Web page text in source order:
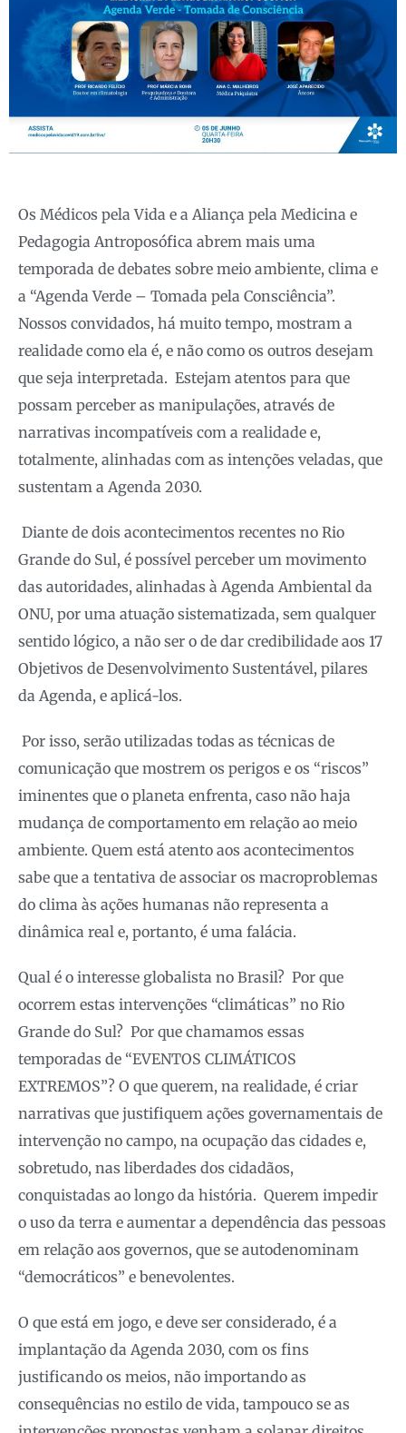
Os Médicos pela Vida e a Aliança pela Medicina e
Pedagogia Antroposófica abrem mais uma
temporada de debates sobre meio ambiente, clima e
a “Agenda Verde – Tomada pela Consciência”.
Nossos convidados, há muito tempo, mostram a
realidade como ela é, e não como os outros desejam
que seja interpretada. Estejam atentos para que
possam perceber as manipulações, através de
narrativas incompatíveis com a realidade e,
totalmente, alinhadas com as intenções veladas, que
sustentam a Agenda 2030.
Diante de dois acontecimentos recentes no Rio
Grande do Sul, é possível perceber um movimento
das autoridades, alinhadas à Agenda Ambiental da
ONU, por uma atuação sistematizada, sem qualquer
sentido lógico, a não ser o de dar credibilidade aos 17
Objetivos de Desenvolvimento Sustentável, pilares
da Agenda, e aplicá-los.
Por isso, serão utilizadas todas as técnicas de
comunicação que mostrem os perigos e os “riscos”
iminentes que o planeta enfrenta, caso não haja
mudança de comportamento em relação ao meio
ambiente. Quem está atento aos acontecimentos
sabe que a tentativa de associar os macroproblemas
do clima às ações humanas não representa a
dinâmica real e, portanto, é uma falácia.
Qual é o interesse globalista no Brasil? Por que
ocorrem estas intervenções “climáticas” no Rio
Grande do Sul? Por que chamamos essas
temporadas de “EVENTOS CLIMÁTICOS
EXTREMOS”? O que querem, na realidade, é criar
narrativas que justifiquem ações governamentais de
intervenção no campo, na ocupação das cidades e,
sobretudo, nas liberdades dos cidadãos,
conquistadas ao longo da história. Querem impedir
o uso da terra e aumentar a dependência das pessoas
em relação aos governos, que se autodenominam
“democráticos” e benevolentes.
O que está em jogo, e deve ser considerado, é a
implantação da Agenda 2030, com os fins
justificando os meios, não importando as
consequências no estilo de vida, tampouco se as